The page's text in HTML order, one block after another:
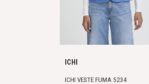
ICHI
ICHI VESTE FUMA 5234